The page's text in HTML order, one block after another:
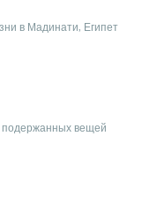
в Мадинати, Египет
подержанных вещей